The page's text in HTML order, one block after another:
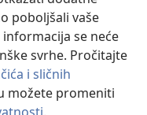
poboljšali vaše
se neće
svrhe. Pročitajte
i sličnih
možete promeniti
Society of Pennsylvania.